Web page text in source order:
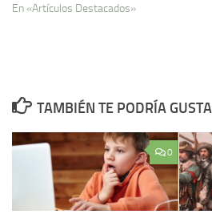
En «Artículos Destacados»
TAMBIÉN TE PODRÍA
0